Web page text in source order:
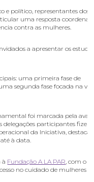
e político, representantes dos
uma resposta
contra as mulheres.
a apresentar os
uma primeira fase de
segunda fase focada na
foi marcada pela
delegações participantes
da Iniciativa,
à data.
à Fundação A LA PAR , com o
no cuidado de mulheres